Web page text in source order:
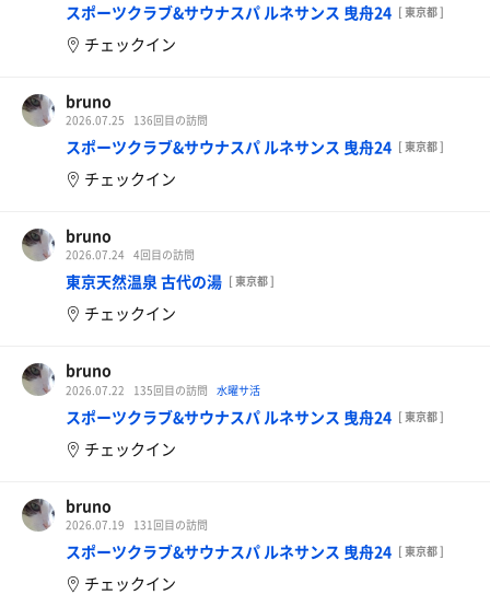
スポーツクラブ&サウナスパ ルネサンス 曳舟24 [ 東京都 ]
チェックイン
bruno
2026.07.25 136回目の訪問
スポーツクラブ&サウナスパ ルネサンス 曳舟24 [ 東京都 ]
チェックイン
bruno
2026.07.24 4回目の訪問
東京天然温泉 古代の湯 [ 東京都 ]
チェックイン
bruno
2026.07.22 135回目の訪問 水曜サ活
スポーツクラブ&サウナスパ ルネサンス 曳舟24 [ 東京都 ]
チェックイン
bruno
2026.07.19 131回目の訪問
スポーツクラブ&サウナスパ ルネサンス 曳舟24 [ 東京都 ]
チェックイン